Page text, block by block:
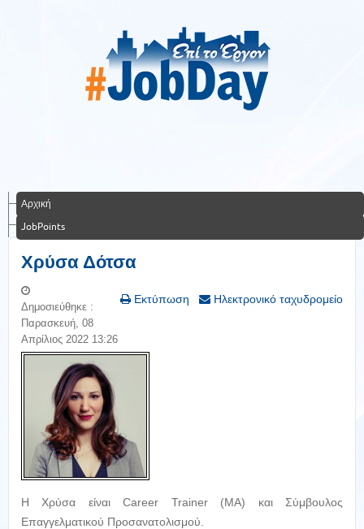
Αρχική
JobPoints
Χρύσα Δότσα
Εκτύπωση Ηλεκτρονικό ταχυδρομείο
Δημοσιεύθηκε :
Παρασκευή, 08
Απρίλιος 2022 13:26
H Χρύσα είναι Career Trainer (MA) και Σύμβουλος
Επαγγελματικού Προσανατολισμού.